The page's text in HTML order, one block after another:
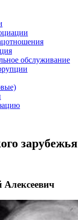
обслуживание
зарубежья